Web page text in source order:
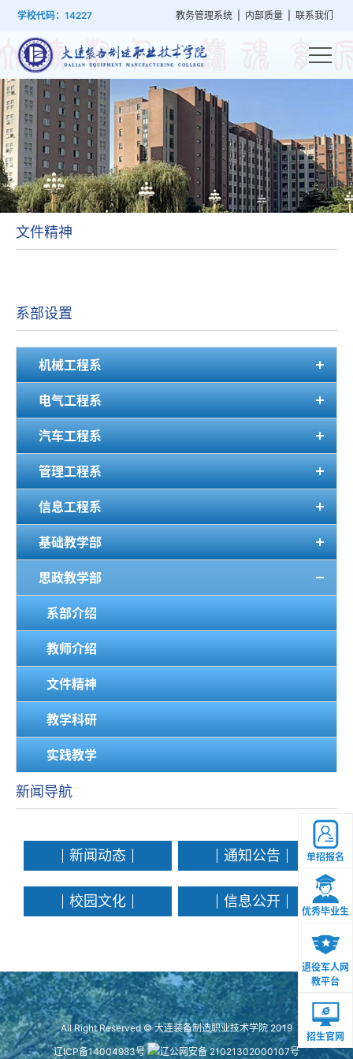
学校代码：14227 教务管理系统 内部质量 联系我们
概
况
建
设
管
理
设
置
工
作
就
业
培
训
文件精神
系部设置
机械工程系
电气工程系
汽车工程系
管理工程系
信息工程系
基础教学部
思政教学部
系部介绍
教师介绍
文件精神
教学科研
实践教学
新闻导航
新闻动态 通知公告
校园文化 信息公开
单招报名
优秀毕业生
退役军人网
教平台
招生官网
All Right Reserved © 大连装备制造职业技术学院 2019
辽ICP备14004983号
辽公网安备 21021302000107号